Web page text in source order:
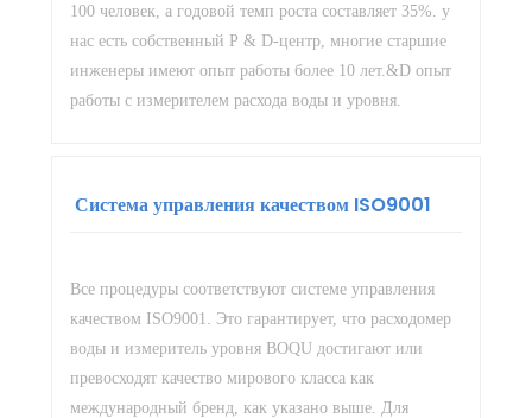
100 человек, а годовой темп роста составляет 35%. у
нас есть собственный Р & D-центр, многие старшие
инженеры имеют опыт работы более 10 лет.&D опыт
работы с измерителем расхода воды и уровня.
Система управления качеством ISO9001
Все процедуры соответствуют системе управления
качеством ISO9001. Это гарантирует, что расходомер
воды и измеритель уровня BOQU достигают или
превосходят качество мирового класса как
международный бренд, как указано выше. Для